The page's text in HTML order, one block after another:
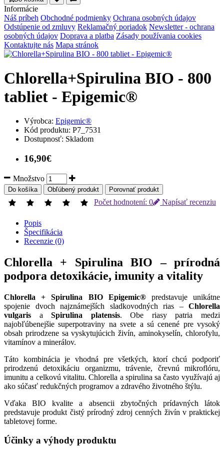
Informácie
Náš príbeh Obchodné podmienky Ochrana osobných údajov
Odstúpenie od zmluvy Reklamačný poriadok Newsletter - ochrana
osobných údajov Doprava a platba Zásady používania cookies
Kontaktujte nás Mapa stránok
Chlorella+Spirulina BIO - 800
tabliet - Epigemic®
Výrobca: Epigemic®
Kód produktu: P7_7531
Dostupnosť: Skladom
16,90€
Množstvo
Do košíka Obľúbený produkt Porovnať produkt
Počet hodnotení: 0 Napísať recenziu
Popis
Špecifikácia
Recenzie (0)
Chlorella + Spirulina BIO – prírodná
podpora detoxikácie, imunity a vitality
Chlorella + Spirulina BIO Epigemic®predstavuje unikátne
spojenie dvoch najznámejších sladkovodných rias – Chlorella
vulgaris aSpirulina platensis. Obe riasy patria medzi
najobľúbenejšie superpotraviny na svete a sú cenené pre vysoký
obsah prirodzene sa vyskytujúcich živín, aminokyselín, chlorofylu,
vitamínov a minerálov.
Táto kombinácia je vhodná pre všetkých, ktorí chcú podporiť
prirodzenú detoxikáciu organizmu, trávenie, črevnú mikroflóru,
imunitu a celkovú vitalitu. Chlorella a spirulina sa často využívajú aj
ako súčasť redukčných programov a zdravého životného štýlu.
Vďaka BIO kvalite a absencii zbytočných prídavných látok
predstavuje produkt čistý prírodný zdroj cenných živín v praktickej
tabletovej forme.
Účinky a výhody produktu